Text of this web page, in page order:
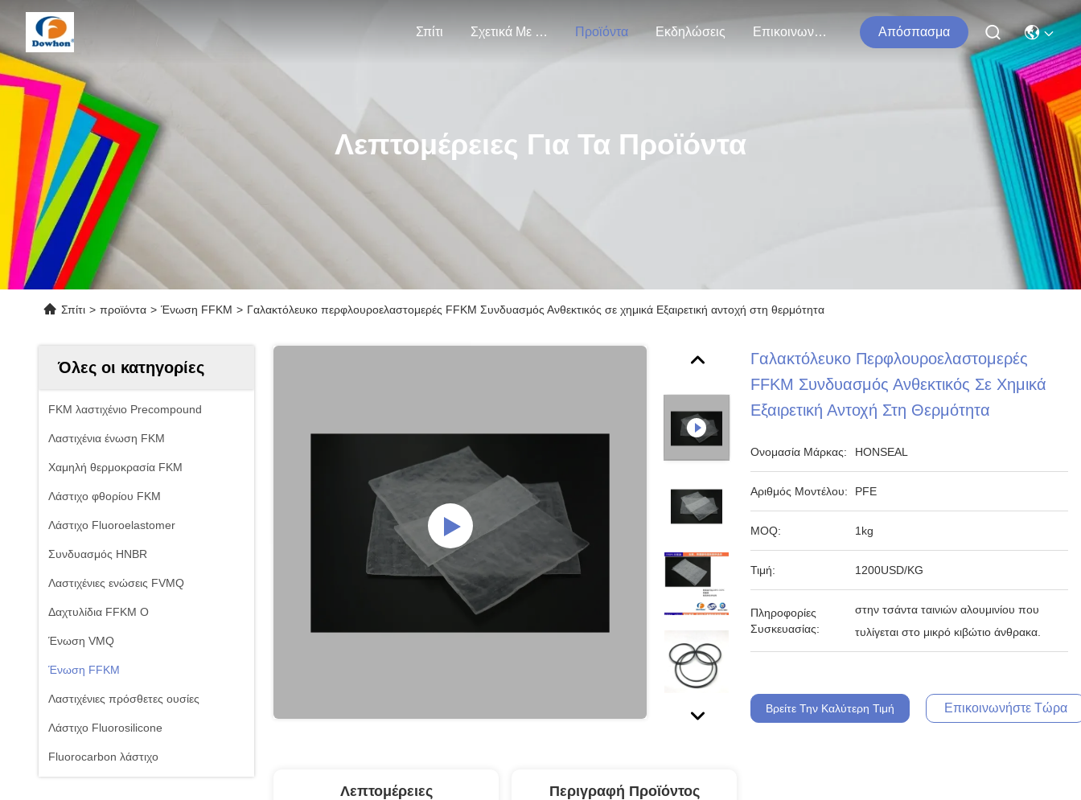
Σπίτι Σχετικά Με Εμάς Προϊόντα Εκδηλώσεις Επικοινωνήστε Μαζί Μας Απόσπασμα
Λεπτομέρειες Για Τα Προϊόντα
Σπίτι > προϊόντα > Ένωση FFKM > Γαλακτόλευκο περφλουροελαστομερές FFKM Συνδυασμός Ανθεκτικός σε χημικά Εξαιρετική αντοχή στη θερμότητα
Όλες οι κατηγορίες
FKM λαστιχένιο Precompound
Λαστιχένια ένωση FKM
Χαμηλή θερμοκρασία FKM
Λάστιχο φθορίου FKM
Λάστιχο Fluoroelastomer
Συνδυασμός HNBR
Λαστιχένιες ενώσεις FVMQ
Δαχτυλίδια FFKM Ο
Ένωση VMQ
Ένωση FFKM
Λαστιχένιες πρόσθετες ουσίες
Λάστιχο Fluorosilicone
Fluorocarbon λάστιχο
Γαλακτόλευκο Περφλουροελαστομερές
FFKM Συνδυασμός Ανθεκτικός Σε Χημικά
Εξαιρετική Αντοχή Στη Θερμότητα
Ονομασία Μάρκας: HONSEAL
Αριθμός Μοντέλου: PFE
MOQ: 1kg
Τιμή: 1200USD/KG
Πληροφορίες
Συσκευασίας:
στην τσάντα ταινιών αλουμινίου που
τυλίγεται στο μικρό κιβώτιο άνθρακα.
Βρείτε Την Καλύτερη Τιμή Επικοινωνήστε Τώρα
Λεπτομέρειες Περιγραφή Προϊόντος